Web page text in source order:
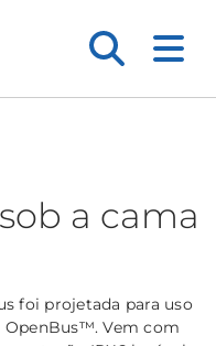
a cama
foi projetada para uso
OpenBus™. Vem com